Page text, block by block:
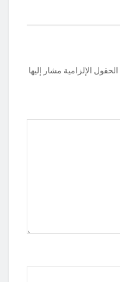
الحقول الإلزامية مشار إليها